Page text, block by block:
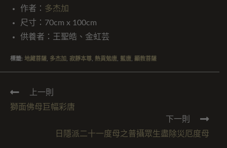
作者： 多杰加
尺寸：70cm x 100cm
供養者：王聖皓、金虹芸
標籤: 地藏菩薩 多杰加 寂靜本尊 熱貢勉唐 藍唐 顯教菩薩
上一則
獅面佛母巨幅彩唐
下一則
日隱派二十一度母之普攝眾生盡除災厄度母